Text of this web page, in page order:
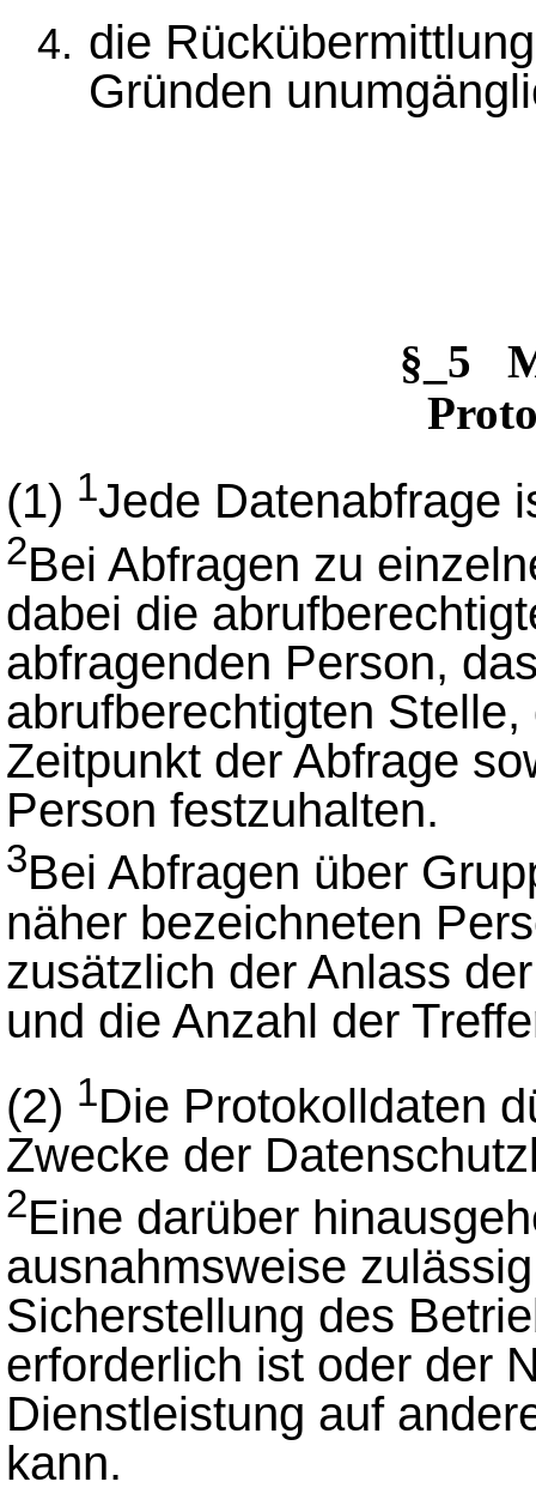
die
Gründen
§_5
(1) 1Jede Datenabfrage
2Bei Abfragen zu
dabei die
abfragenden Person,
abrufberechtigten
Zeitpunkt der Abfrage
Person festzuhalten.
3Bei Abfragen über
näher bezeichneten
zusätzlich der Anlass
und die Anzahl der
(2) 1Die Protokolldaten
Zwecke der
2Eine darüber
ausnahmsweise
Sicherstellung des
erforderlich ist oder der
Dienstleistung auf
kann.